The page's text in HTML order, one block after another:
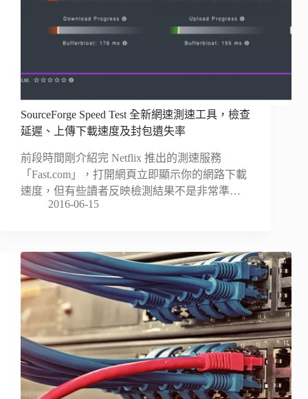
SourceForge Speed Test 全新網速測速工具，檢查
延遲、上傳下載速度及封包遺失率
前段時間剛介紹完 Netflix 推出的測速服務
「Fast.com」，打開網頁立即顯示你的網路下載
速度，但有些讀者反映檢測結果不是非常準…
2016-06-15